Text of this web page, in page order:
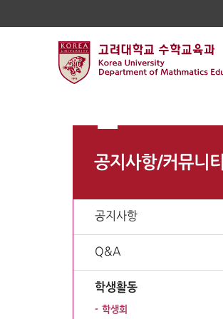
공지사항/커뮤니티
공지사항
Q&A
학생활동
학생회